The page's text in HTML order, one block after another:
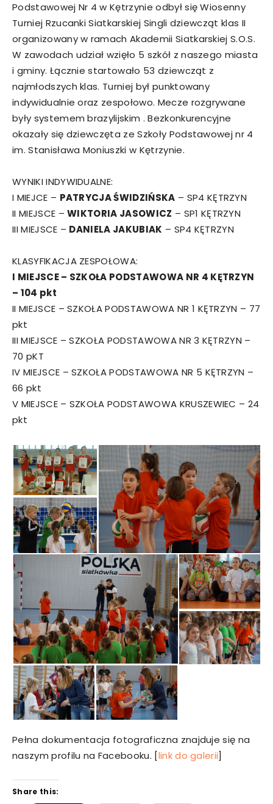
Podstawowej Nr 4 w Kętrzynie odbył się Wiosenny
Turniej Rzucanki Siatkarskiej Singli dziewcząt klas II
organizowany w ramach Akademii Siatkarskiej S.O.S.
W zawodach udział wzięło 5 szkół z naszego miasta
i gminy. Łącznie startowało 53 dziewcząt z
najmłodszych klas. Turniej był punktowany
indywidualnie oraz zespołowo. Mecze rozgrywane
były systemem brazylijskim . Bezkonkurencyjne
okazały się dziewczęta ze Szkoły Podstawowej nr 4
im. Stanisława Moniuszki w Kętrzynie.
WYNIKI INDYWIDUALNE:
I MIEJCE – PATRYCJA ŚWIDZIŃSKA – SP4 KĘTRZYN
II MIEJSCE –WIKTORIA JASOWICZ – SP1 KĘTRZYN
III MIEJSCE – DANIELA JAKUBIAK – SP4 KĘTRZYN
KLASYFIKACJA ZESPOŁOWA:
I MIEJSCE – SZKOŁA PODSTAWOWA NR 4 KĘTRZYN
– 104 pkt
II MIEJSCE – SZKOŁA PODSTAWOWA NR 1 KĘTRZYN – 77
pkt
III MIEJSCE – SZKOŁA PODSTAWOWA NR 3 KĘTRZYN –
70 pKT
IV MIEJSCE – SZKOŁA PODSTAWOWA NR 5 KĘTRZYN –
66 pkt
V MIEJSCE – SZKOŁA PODSTAWOWA KRUSZEWIEC – 24
pkt
Pełna dokumentacja fotograficzna znajduje się na
naszym profilu na Facebooku. [link do galerii]
Share this: